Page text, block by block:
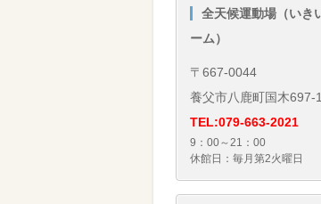
全天候運動場（いきいきド
ーム）
〒667-0044
養父市八鹿町国木697-1
TEL:079-663-2021
9：00～21：00
休館日：毎月第2火曜日